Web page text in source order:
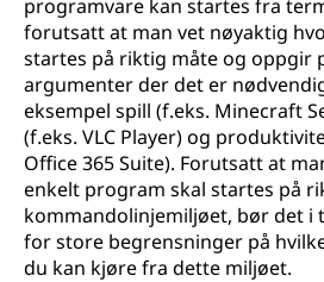
programvare kan startes fra
forutsatt at man vet nøyaktig
startes på riktig måte og oppgir
argumenter der det er
eksempel spill (f.eks. Minecraft
(f.eks. VLC Player) og
Office 365 Suite). Forutsatt at
enkelt program skal startes på
kommandolinjemiljøet, bør det i
for store begrensninger på
du kan kjøre fra dette miljøet.